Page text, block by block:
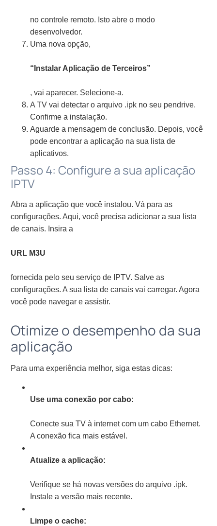
no controle remoto. Isto abre o modo
desenvolvedor.
Uma nova opção,
“Instalar Aplicação de Terceiros”
, vai aparecer. Selecione-a.
A TV vai detectar o arquivo .ipk no seu pendrive.
Confirme a instalação.
Aguarde a mensagem de conclusão. Depois, você
pode encontrar a aplicação na sua lista de
aplicativos.
Passo 4: Configure a sua aplicação
IPTV
Abra a aplicação que você instalou. Vá para as
configurações. Aqui, você precisa adicionar a sua lista
de canais. Insira a
URL M3U
fornecida pelo seu serviço de IPTV. Salve as
configurações. A sua lista de canais vai carregar. Agora
você pode navegar e assistir.
Otimize o desempenho da sua
aplicação
Para uma experiência melhor, siga estas dicas:
Use uma conexão por cabo:
Conecte sua TV à internet com um cabo Ethernet.
A conexão fica mais estável.
Atualize a aplicação:
Verifique se há novas versões do arquivo .ipk.
Instale a versão mais recente.
Limpe o cache: